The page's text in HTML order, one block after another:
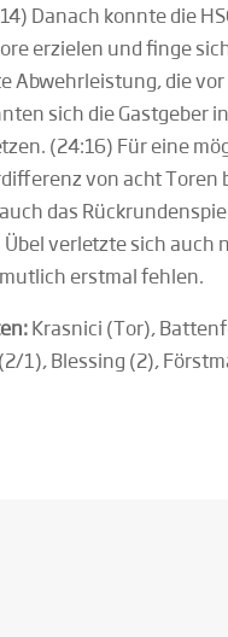
Danach konnte die
erzielen und finge
Abwehrleistung, die
sich die Gastgeber
(24:16) Für eine
von acht Toren
das
verletzte sich auch
erstmal fehlen.
Krasnici (Tor),
1), Blessing (2),